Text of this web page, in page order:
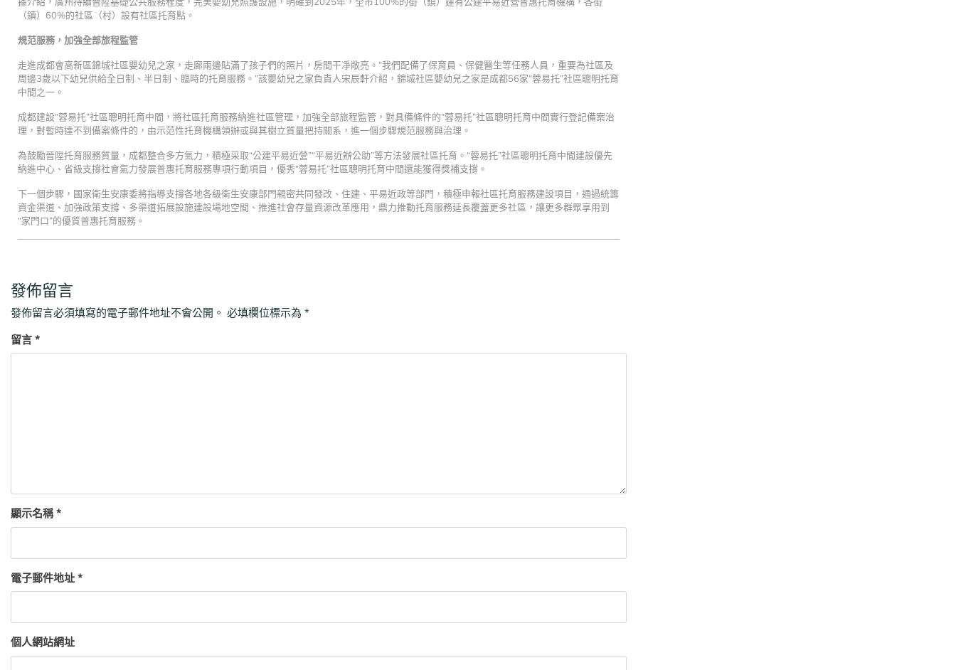
（鎮）60%的社區（村）設有社區托育點。
規范服務，加強全部旅程監管
走進成都會高新區錦城社區嬰幼兒之家，走廊兩邊貼滿了孩子們的照片，房間干凈敞亮。“我們配備了保育員、保健醫生等任務人員，重要為社區及
周邊3歲以下幼兒供給全日制、半日制、臨時的托育服務。”該嬰幼兒之家負責人宋辰軒介紹，錦城社區嬰幼兒之家是成都56家“蓉易托”社區聰明托育
中間之一。
成都建設“蓉易托”社區聰明托育中間，將社區托育服務納進社區管理，加強全部旅程監管，對具備條件的“蓉易托”社區聰明托育中間實行登記備案治
理，對暫時達不到備案條件的，由示范性托育機構領辦或與其樹立質量把持關系，進一個步驟規范服務與治理。
為鼓勵晉陞托育服務質量，成都整合多方氣力，積極采取“公建平易近營”“平易近辦公助”等方法發展社區托育。“蓉易托”社區聰明托育中間建設優先
納進中心、省級支撐社會氣力發展普惠托育服務專項行動項目，優秀“蓉易托”社區聰明托育中間還能獲得獎補支撐。
下一個步驟，國家衛生安康委將指導支撐各地各級衛生安康部門親密共同發改、住建、平易近政等部門，積極申報社區托育服務建設項目，通過統籌
資金渠道、加強政策支撐、多渠道拓展設施建設場地空間、推進社會存量資源改革應用，鼎力推動托育服務延長覆蓋更多社區，讓更多群眾享用到
“家門口”的優質普惠托育服務。
發佈留言
發佈留言必須填寫的電子郵件地址不會公開。 必填欄位標示為 *
留言 *
顯示名稱*
電子郵件地址 *
個人網站網址